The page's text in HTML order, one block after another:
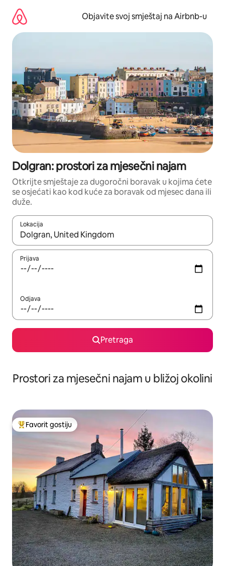
sadržaj
Objavite svoj smještaj na Airbnb-u
Dolgran: prostori za mjesečni najam
Otkrijte smještaje za dugoročni boravak u kojima ćete
se osjećati kao kod kuće za boravak od mjesec dana ili
duže.
Lokacija
Kad su rezultati dostupni, možete da se krećete kroz njih
Prijava
Odjava
Pretraga
Prostori za mjesečni najam u bližoj okolini
Glavni favorit gostiju
Favorit gostiju